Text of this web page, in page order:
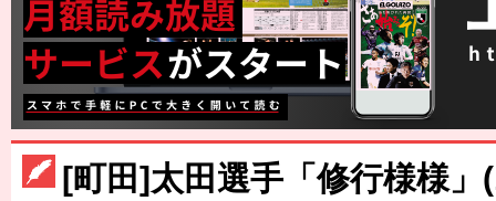
[町田]太田選手「修行様様